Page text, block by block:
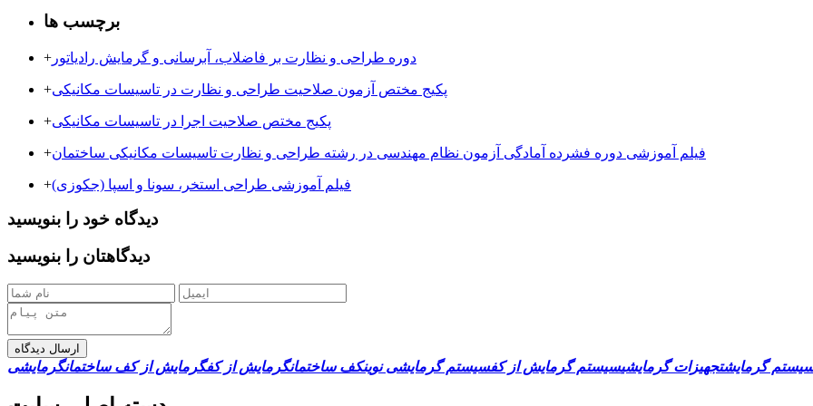
برچسب ها
+ دوره طراحی و نظارت بر فاضلاب، آبرسانی و گرمایش رادیاتور
+پکیج مختص آزمون صلاحیت طراحی و نظارت در تاسیسات مکانیکی
+پکیج مختص صلاحیت اجرا در تاسیسات مکانیکی
+فیلم آموزشی دوره فشرده آمادگی آزمون نظام مهندسی در رشته طراحی و نظارت تاسیسات مکانیکی ساختمان
+فیلم آموزشی طراحی استخر، سونا و اسپا (جکوزی)
دیدگاه خود را بنویسید
دیدگاهتان را بنویسید
ارسال دیدگاه
سیستم گرمایشتجهیزات گرمایشیسیستم گرمایش از کفسیستم گرمایشی نوینکف ساختمانگرمایش از کفگرمایش از کف ساختمانگرمایشی